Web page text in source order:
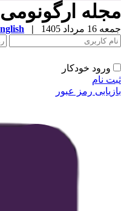
مجله ارگونومی
جمعه 16 مرداد 1405 |
ورود خودکار
ثبت نام
بازیابی رمز عبور